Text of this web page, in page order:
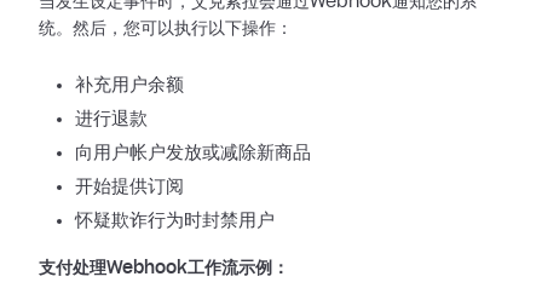
统。然后，您可以执行以下操作：
补充用户余额
进行退款
向用户帐户发放或减除新商品
开始提供订阅
怀疑欺诈行为时封禁用户
支付处理Webhook工作流示例：